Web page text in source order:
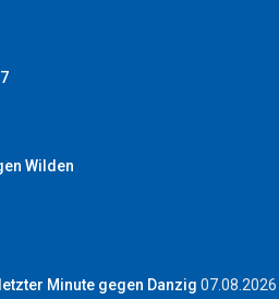
Wilden
Minute gegen Danzig 07.08.2026